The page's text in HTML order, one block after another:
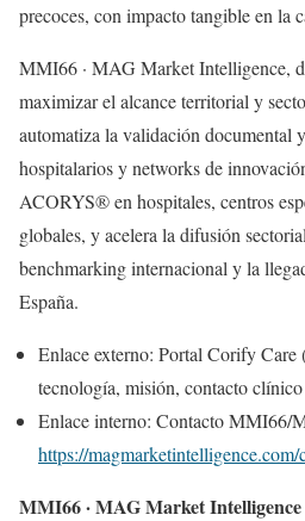
precoces, con impacto tangible en la
MMI66 · MAG Market Intelligence,
maximizar el alcance territorial y
automatiza la validación documental
hospitalarios y networks de
ACORYS® en hospitales, centros
globales, y acelera la difusión
benchmarking internacional y la
España.
Enlace externo: Portal Corify
tecnología, misión, contacto
Enlace interno: Contacto MMI66/
https://magmarketintelligence.com/
MMI66 · MAG Market